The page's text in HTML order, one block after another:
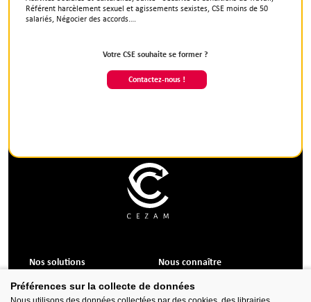
Référent harcèlement sexuel et agissements sexistes, CSE moins de 50
salariés, Négocier des accords….
Votre CSE souhaite se former ?
Contactez-nous !
Nos solutions
Services et accompagnement
Nous connaître
Nos valeurs
Préférences sur la collecte de données